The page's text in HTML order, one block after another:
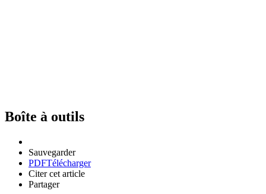
Boîte à outils
Sauvegarder
PDFTélécharger
Citer cet article
Partager